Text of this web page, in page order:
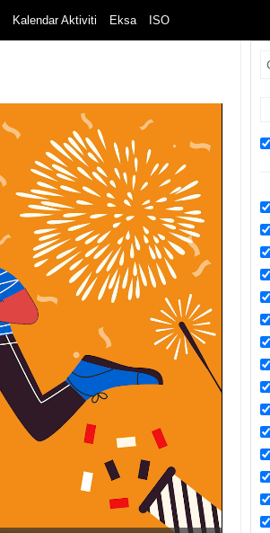
Kalendar Aktiviti Eksa ISO